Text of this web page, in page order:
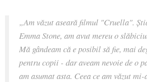
„Am văzut aseară filmul "Cruella".
Emma Stone, am avut mereu o
Mă gândeam că e posibil să fie, mai
pentru copii - dar aveam nevoie de o
am asumat asta. Ceea ce am văzut